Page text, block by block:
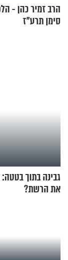
הרב זמיר כהן -
סימן תרע"ז
גבינה בתוך
את הרשת?